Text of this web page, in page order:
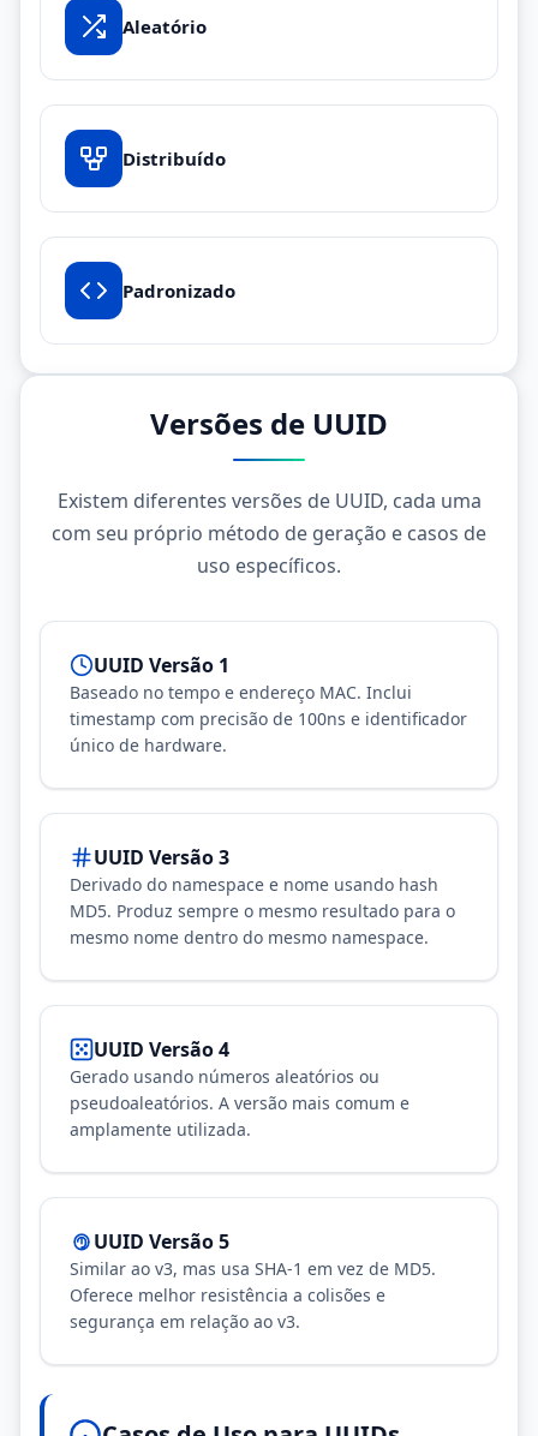
Aleatório
Distribuído
Padronizado
Versões de UUID
Existem diferentes versões de UUID, cada uma
com seu próprio método de geração e casos de
uso específicos.
UUID Versão 1
Baseado no tempo e endereço MAC. Inclui
timestamp com precisão de 100ns e identificador
único de hardware.
UUID Versão 3
Derivado do namespace e nome usando hash
MD5. Produz sempre o mesmo resultado para o
mesmo nome dentro do mesmo namespace.
UUID Versão 4
Gerado usando números aleatórios ou
pseudoaleatórios. A versão mais comum e
amplamente utilizada.
UUID Versão 5
Similar ao v3, mas usa SHA-1 em vez de MD5.
Oferece melhor resistência a colisões e
segurança em relação ao v3.